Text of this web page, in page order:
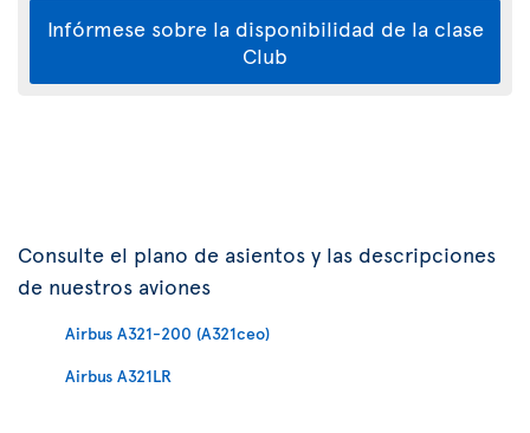
Infórmese sobre la disponibilidad de la clase
Club
Consulte el plano de asientos y las descripciones
de nuestros aviones
Airbus A321-200 (A321ceo)
Airbus A321LR